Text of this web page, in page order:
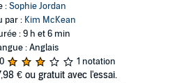
the perfect teacher in mind. But
like the player Pepper expects. Yes, he's
also dangerous and deep—with a
as a lesson in attraction is turning
and showing them just what can
and get to what's real. . . .
:Sophie Jordan
par : Kim McKean
: 9 h et 6 min
: Anglais
1 notation
€ ou gratuit avec l'essai.